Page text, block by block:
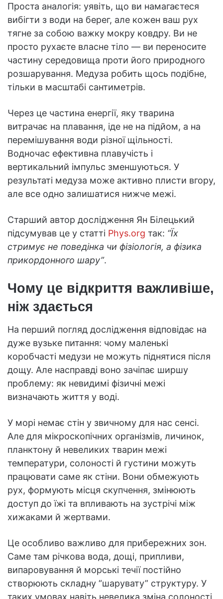
Проста аналогія: уявіть, що ви намагаєтеся
вибігти з води на берег, але кожен ваш рух
тягне за собою важку мокру ковдру. Ви не
просто рухаєте власне тіло — ви переносите
частину середовища проти його природного
розшарування. Медуза робить щось подібне,
тільки в масштабі сантиметрів.
Через це частина енергії, яку тварина
витрачає на плавання, іде не на підйом, а на
перемішування води різної щільності.
Водночас ефективна плавучість і
вертикальний імпульс зменшуються. У
результаті медуза може активно плисти вгору,
але все одно залишатися нижче межі.
Старший автор дослідження Ян Білецький
підсумував це у статті Phys.org так: “Їх
стримує не поведінка чи фізіологія, а фізика
прикордонного шару”.
Чому це відкриття важливіше,
ніж здається
На перший погляд дослідження відповідає на
дуже вузьке питання: чому маленькі
коробчасті медузи не можуть піднятися після
дощу. Але насправді воно зачіпає ширшу
проблему: як невидимі фізичні межі
визначають життя у воді.
У морі немає стін у звичному для нас сенсі.
Але для мікроскопічних організмів, личинок,
планктону й невеликих тварин межі
температури, солоності й густини можуть
працювати саме як стіни. Вони обмежують
рух, формують місця скупчення, змінюють
доступ до їжі та впливають на зустрічі між
хижаками й жертвами.
Це особливо важливо для прибережних зон.
Саме там річкова вода, дощі, припливи,
випаровування й морські течії постійно
створюють складну “шарувату” структуру. У
таких умовах навіть невелика зміна солоності